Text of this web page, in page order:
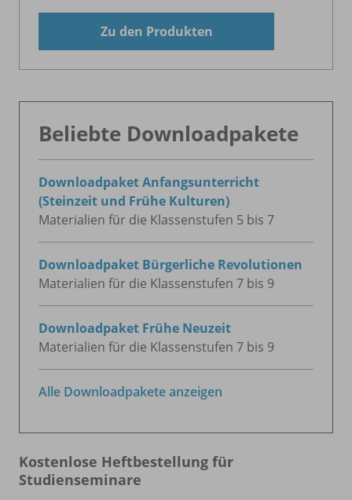
Zu den Produkten
Beliebte Downloadpakete
Downloadpaket Anfangsunterricht
(Steinzeit und Frühe Kulturen)
Materialien für die Klassenstufen 5 bis 7
Downloadpaket Bürgerliche Revolutionen
Materialien für die Klassenstufen 7 bis 9
Downloadpaket Frühe Neuzeit
Materialien für die Klassenstufen 7 bis 9
Alle Downloadpakete anzeigen
Kostenlose Heftbestellung für
Studienseminare